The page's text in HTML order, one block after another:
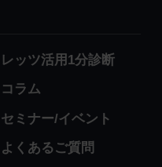
レッツ活用1分診断
コラム
セミナー/イベント
よくあるご質問